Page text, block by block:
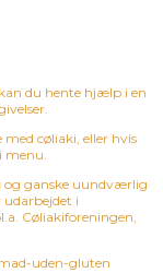
du hente hjælp i en
cøliaki, eller hvis
menu.
og ganske uundværlig
udarbejdet i
Cøliakiforeningen,
uden-gluten